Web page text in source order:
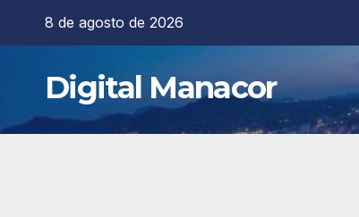
8 de agosto de 2026
Digital Manacor